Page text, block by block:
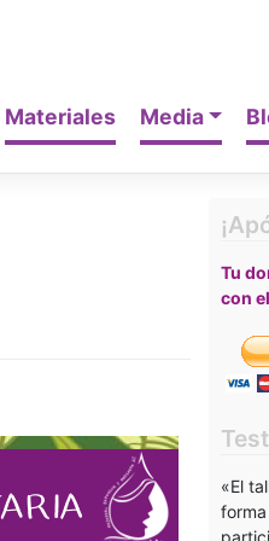
Materiales Media
Tu
con
«El